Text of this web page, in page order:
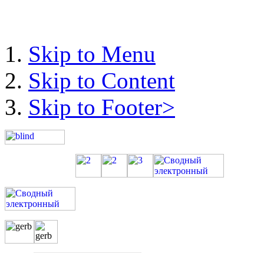
Skip to Menu
Skip to Content
Skip to Footer>